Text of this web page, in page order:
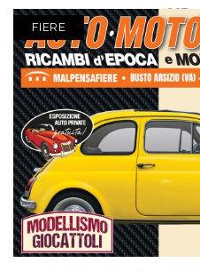
OCT
Lanciano (CH) - TEATRO
posto
FIERE